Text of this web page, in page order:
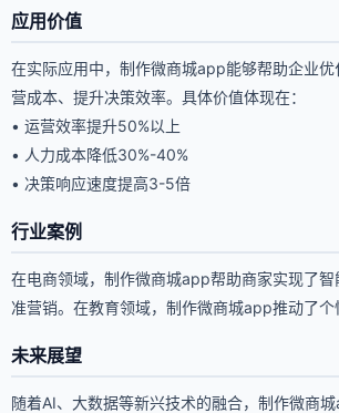
应用价值
在实际应用中，制作微商城app能够帮助企业
营成本、提升决策效率。具体价值体现在：
• 运营效率提升50%以上
• 人力成本降低30%-40%
• 决策响应速度提高3-5倍
行业案例
在电商领域，制作微商城app帮助商家实现了
准营销。在教育领域，制作微商城app推动了个
未来展望
随着AI、大数据等新兴技术的融合，制作微商